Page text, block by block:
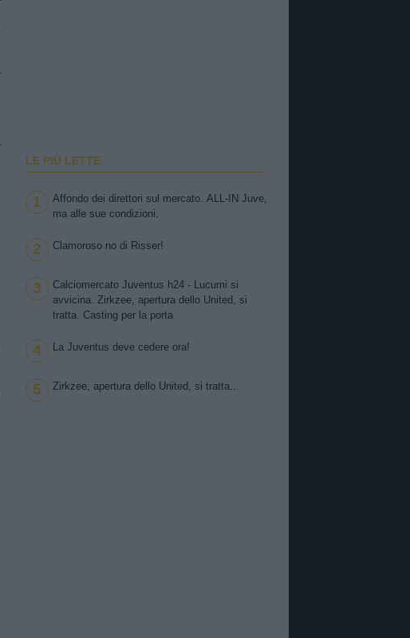
LE PIÙ LETTE
1
Affondo dei direttori sul mercato. ALL-IN Juve,
ma alle sue condizioni.
2 Clamoroso no di Risser!
3
Calciomercato Juventus h24 - Lucumi si
avvicina. Zirkzee, apertura dello United, si
tratta. Casting per la porta
4 La Juventus deve cedere ora!
5 Zirkzee, apertura dello United, si tratta...